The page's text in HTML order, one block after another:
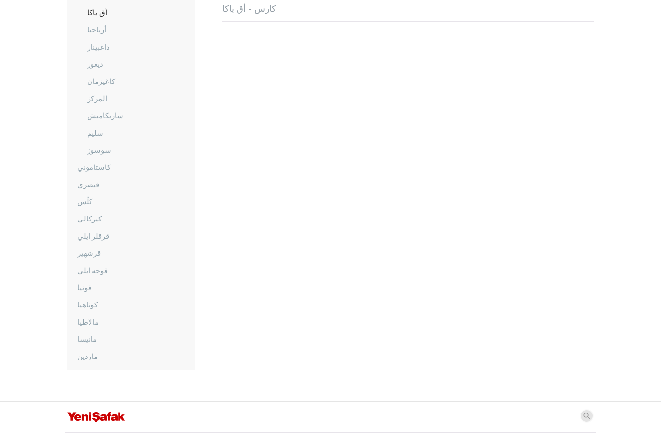
أق ياكا
أرباجيا
داغبينار
ديغور
كاغيزمان
المركز
ساريكاميش
سليم
سوسوز
كاستاموني
قيصري
كلّس
كيركالي
قرقلر ايلي
قرشهير
قوجه ايلي
قونيا
كوتاهيا
مالاطيا
مانيسا
ماردين
نيفشهير
كارس - أق ياكا